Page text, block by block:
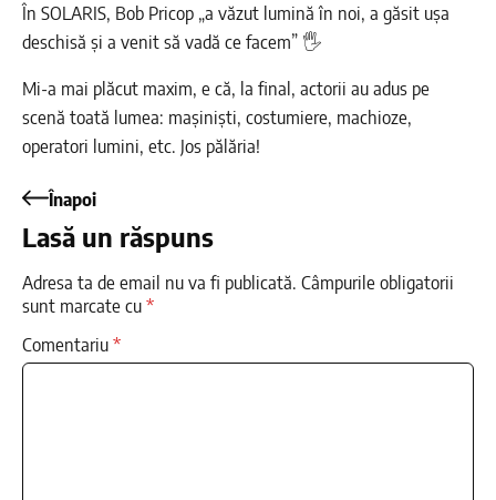
În SOLARIS, Bob Pricop „a văzut lumină în noi, a găsit ușa
deschisă și a venit să vadă ce facem” 🖐
Mi-a mai plăcut maxim, e că, la final, actorii au adus pe
scenă toată lumea: mașiniști, costumiere, machioze,
operatori lumini, etc. Jos pălăria!
Înapoi
Lasă un răspuns
Adresa ta de email nu va fi publicată. Câmpurile obligatorii
sunt marcate cu*
Comentariu*